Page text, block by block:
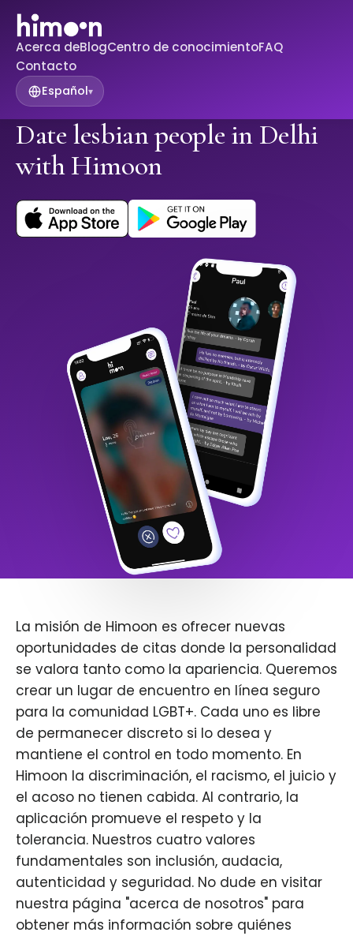
Acerca deBlogCentro de conocimientoFAQ
Contacto
Español▾
Date lesbian people in Delhi
with Himoon
La misión de Himoon es ofrecer nuevas
oportunidades de citas donde la personalidad
se valora tanto como la apariencia. Queremos
crear un lugar de encuentro en línea seguro
para la comunidad LGBT+. Cada uno es libre
de permanecer discreto si lo desea y
mantiene el control en todo momento. En
Himoon la discriminación, el racismo, el juicio y
el acoso no tienen cabida. Al contrario, la
aplicación promueve el respeto y la
tolerancia. Nuestros cuatro valores
fundamentales son inclusión, audacia,
autenticidad y seguridad. No dude en visitar
nuestra página "acerca de nosotros" para
obtener más información sobre quiénes